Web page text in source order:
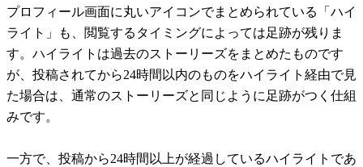
プロフィール画面に丸いアイコンでまとめられている「ハイ
ライト」も、閲覧するタイミングによっては足跡が残りま
す。ハイライトは過去のストーリーズをまとめたものです
が、投稿されてから24時間以内のものをハイライト経由で見
た場合は、通常のストーリーズと同じように足跡がつく仕組
みです。
一方で、投稿から24時間以上が経過しているハイライトであ